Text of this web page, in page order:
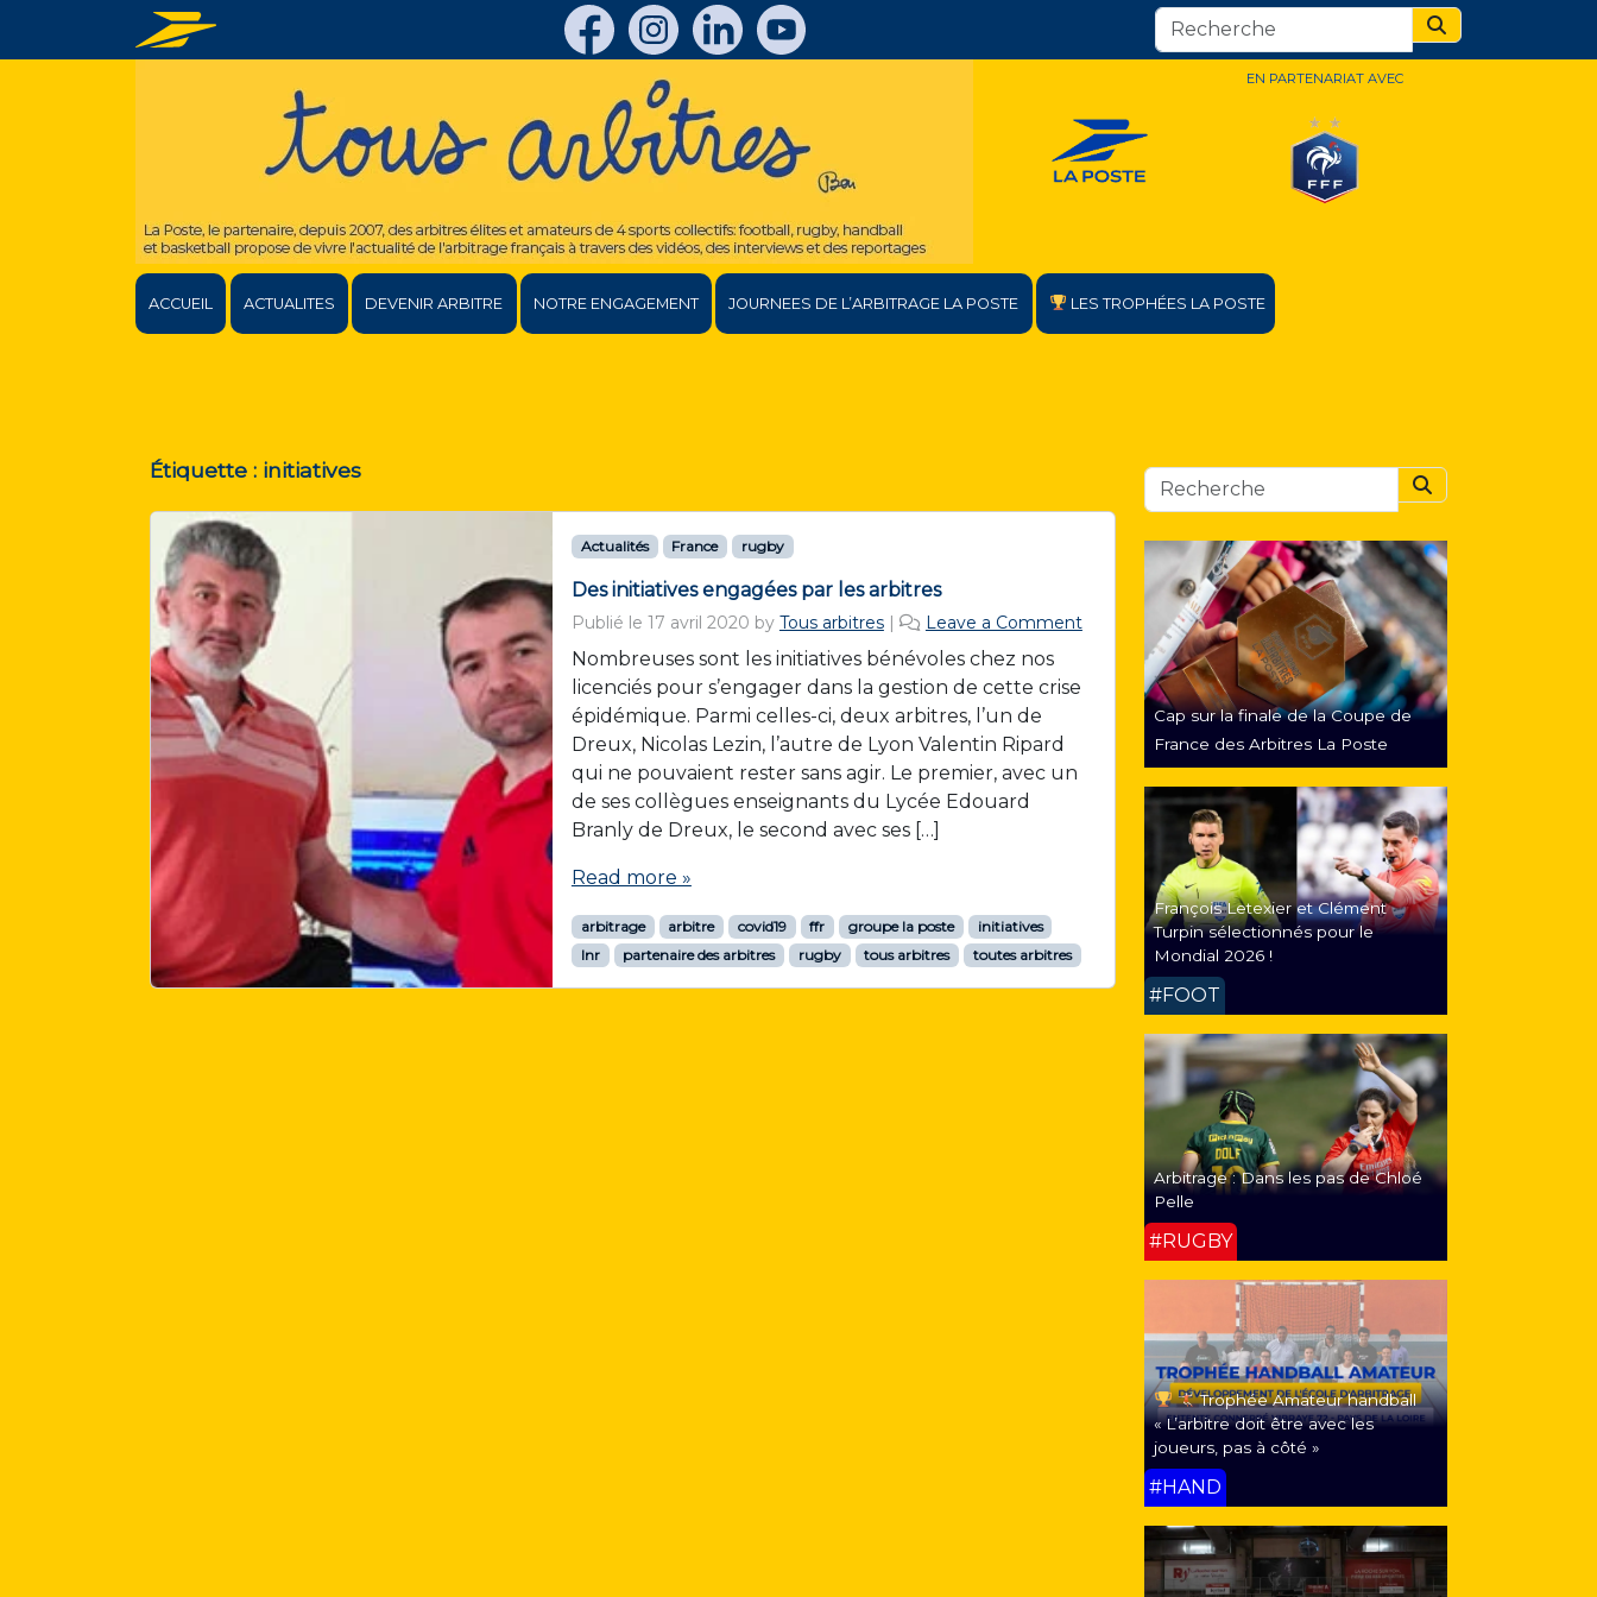
Search
EN PARTENARIAT AVEC
ACCUEIL ACTUALITES DEVENIR ARBITRE NOTRE ENGAGEMENT JOURNEES DE L’ARBITRAGE LA POSTE LES TROPHÉES LA POSTE
Étiquette : initiatives
Actualités France rugby
Des initiatives engagées par les arbitres
Publié le 17 avril 2020 by Tous arbitres | Leave a Comment
Nombreuses sont les initiatives bénévoles chez nos
licenciés pour s’engager dans la gestion de cette crise
épidémique. Parmi celles-ci, deux arbitres, l’un de
Dreux, Nicolas Lezin, l’autre de Lyon Valentin Ripard
qui ne pouvaient rester sans agir. Le premier, avec un
de ses collègues enseignants du Lycée Edouard
Branly de Dreux, le second avec ses […]
Read more »
arbitrage arbitre covid19 ffr groupe la poste
initiatives
lnr
partenaire des arbitres rugby tous arbitres toutes arbitres
Search
Cap sur la finale de la Coupe de
France des Arbitres La Poste
François Letexier et Clément
Turpin sélectionnés pour le
Mondial 2026 !
#FOOT
Arbitrage : Dans les pas de Chloé
Pelle
#RUGBY
Trophée Amateur handball
« L’arbitre doit être avec les
joueurs, pas à côté »
#HAND